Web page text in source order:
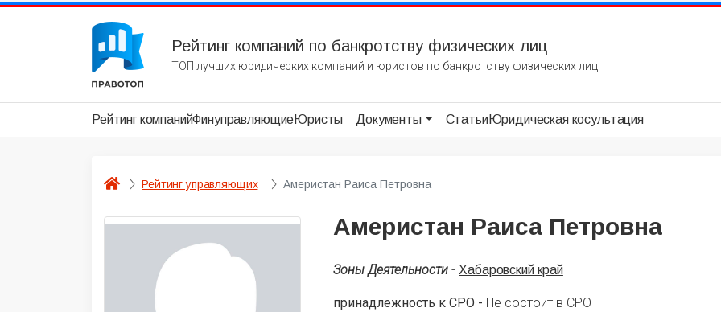
Рейтинг компаний по банкротству физических лиц
ТОП лучших юридических компаний и юристов по банкротству физических лиц
Рейтинг компанийФинуправляющиеЮристы Документы СтатьиЮридическая косультация
Рейтинг управляющих Америстан Раиса Петровна
Америстан Раиса Петровна
Зоны Деятельности -Хабаровский край
принадлежность к СРО - Не состоит в СРО